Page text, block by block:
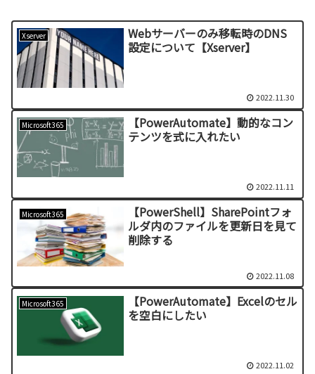
Xserver
Webサーバーのみ移転時のDNS
設定について【Xserver】
2022.11.30
Microsoft365
【PowerAutomate】動的なコン
テンツを式に入れたい
2022.11.11
Microsoft365
【PowerShell】SharePointフォ
ルダ内のファイルを更新日を見て
削除する
2022.11.08
Microsoft365
【PowerAutomate】Excelのセル
を空白にしたい
2022.11.02